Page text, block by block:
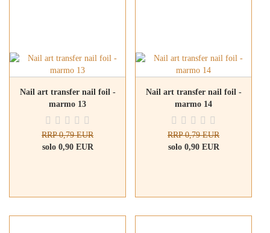
Nail art transfer nail foil -
marmo 13
RRP 0,79 EUR
solo 0,90 EUR
Nail art transfer nail foil -
marmo 14
RRP 0,79 EUR
solo 0,90 EUR